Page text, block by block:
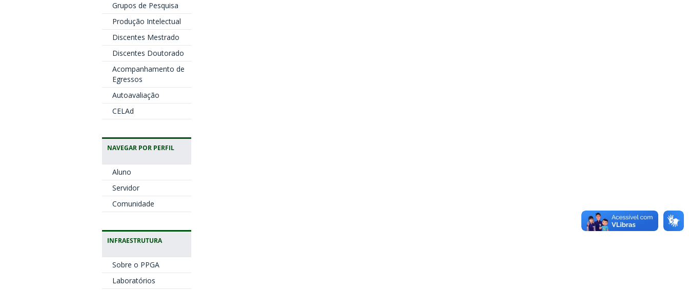
Grupos de Pesquisa
Produção Intelectual
Discentes Mestrado
Discentes Doutorado
Acompanhamento de
Egressos
Autoavaliação
CELAd
NAVEGAR POR PERFIL
Aluno
Servidor
Comunidade
INFRAESTRUTURA
Sobre o PPGA
Laboratórios